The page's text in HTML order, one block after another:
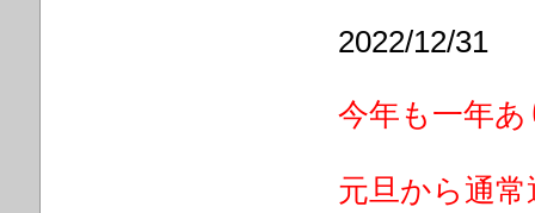
2022/12/31
今年も一年
元旦から通